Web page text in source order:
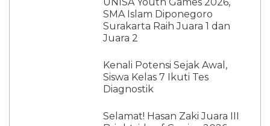
SMA Islam Diponegoro
Surakarta Raih Juara 1 dan
Juara 2
Kenali Potensi Sejak Awal,
Siswa Kelas 7 Ikuti Tes
Diagnostik
Selamat! Hasan Zaki Juara III